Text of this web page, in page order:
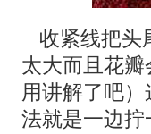
收紧线把头
太大而且花
用讲解了吧
法就是一边